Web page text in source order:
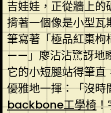
吉娃娃，正從牆上
揹著一個像是小型
筆寫著「極品紅棗
——」廖沾沾驚訝地
它的小短腿站得筆直
優雅地一揮：「沒時
backbone工學椅！